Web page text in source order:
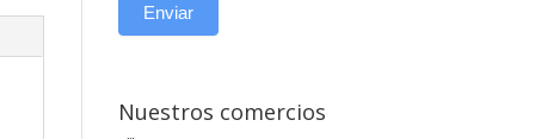
Enviar
Nuestros comercios